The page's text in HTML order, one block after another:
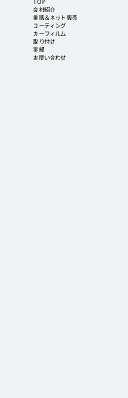
会社紹介
業販＆ネット販売
コーティング
カーフィルム
取り付け
実績
お問い合わせ